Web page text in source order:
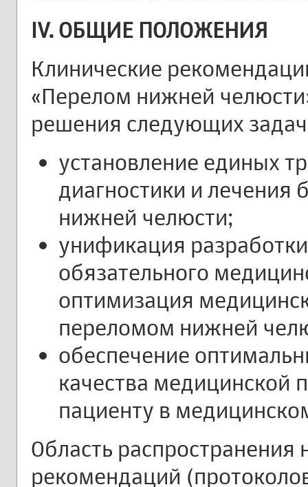
IV. ОБЩИЕ ПОЛОЖЕНИЯ
Клинические
«Перелом нижней
решения следующих
установление единых
диагностики и
нижней челюсти;
унификация
обязательного
оптимизация
переломом нижней
обеспечение
качества
пациенту в
Область
рекомендаций